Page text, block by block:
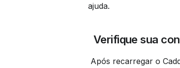
ajuda.
Verifique sua
Após recarregar o